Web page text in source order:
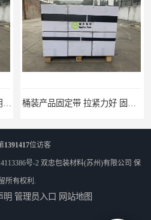
1391417位访客
号-2 双忠包装材料(苏州)有限公司 保
所有权利.
明 管理员入口 网站地图